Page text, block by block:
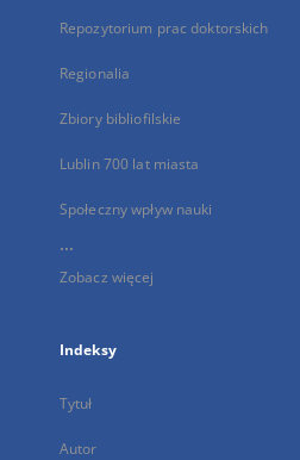
Repozytorium prac doktorskich
Regionalia
Zbiory bibliofilskie
Lublin 700 lat miasta
Społeczny wpływ nauki
...
Zobacz więcej
Indeksy
Tytuł
Autor